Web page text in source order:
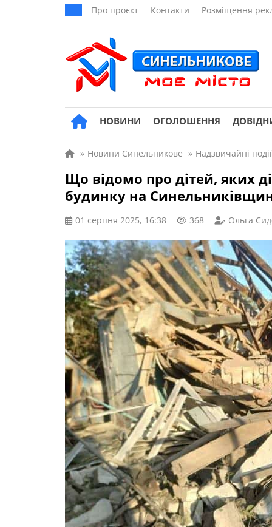
Про проєкт Контакти Розміщення
НОВИНИ ОГОЛОШЕННЯ
» Новини Синельникове » Надзвичайні події
Що відомо про дітей, яких
будинку на
01 серпня 2025, 16:38 368 Ольга